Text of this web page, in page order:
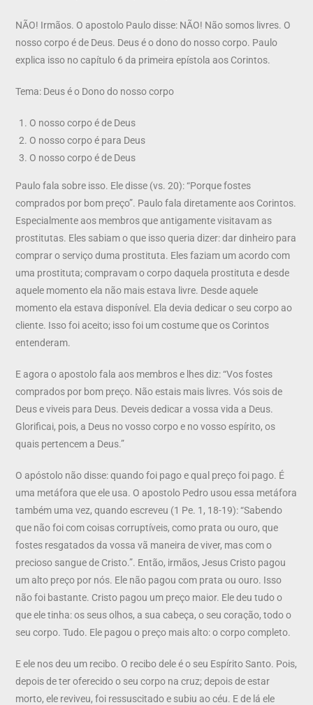
NÃO! Irmãos. O apostolo Paulo disse: NÃO! Não somos livres. O
nosso corpo é de Deus. Deus é o dono do nosso corpo. Paulo
explica isso no capítulo 6 da primeira epístola aos Corintos.
Tema: Deus é o Dono do nosso corpo
O nosso corpo é de Deus
O nosso corpo é para Deus
O nosso corpo é de Deus
Paulo fala sobre isso. Ele disse (vs. 20): “Porque fostes
comprados por bom preço”. Paulo fala diretamente aos Corintos.
Especialmente aos membros que antigamente visitavam as
prostitutas. Eles sabiam o que isso queria dizer: dar dinheiro para
comprar o serviço duma prostituta. Eles faziam um acordo com
uma prostituta; compravam o corpo daquela prostituta e desde
aquele momento ela não mais estava livre. Desde aquele
momento ela estava disponível. Ela devia dedicar o seu corpo ao
cliente. Isso foi aceito; isso foi um costume que os Corintos
entenderam.
E agora o apostolo fala aos membros e lhes diz: “Vos fostes
comprados por bom preço. Não estais mais livres. Vós sois de
Deus e viveis para Deus. Deveis dedicar a vossa vida a Deus.
Glorificai, pois, a Deus no vosso corpo e no vosso espírito, os
quais pertencem a Deus.”
O apóstolo não disse: quando foi pago e qual preço foi pago. É
uma metáfora que ele usa. O apostolo Pedro usou essa metáfora
também uma vez, quando escreveu (1 Pe. 1, 18-19): “Sabendo
que não foi com coisas corruptíveis, como prata ou ouro, que
fostes resgatados da vossa vã maneira de viver, mas com o
precioso sangue de Cristo.”. Então, irmãos, Jesus Cristo pagou
um alto preço por nós. Ele não pagou com prata ou ouro. Isso
não foi bastante. Cristo pagou um preço maior. Ele deu tudo o
que ele tinha: os seus olhos, a sua cabeça, o seu coração, todo o
seu corpo. Tudo. Ele pagou o preço mais alto: o corpo completo.
E ele nos deu um recibo. O recibo dele é o seu Espírito Santo. Pois,
depois de ter oferecido o seu corpo na cruz; depois de estar
morto, ele reviveu, foi ressuscitado e subiu ao céu. E de lá ele